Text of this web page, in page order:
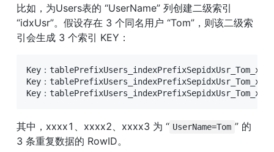
比如，为Users表的 “UserName” 列创建二级索引
“idxUsr”。假设存在 3 个同名用户 “Tom”，则该二级索
引会生成 3 个索引 KEY：
Key：
Key：
Key：
其中，xxxx1、xxxx2、xxxx3 为 “ UserName=Tom ” 的
3 条重复数据的 RowID。